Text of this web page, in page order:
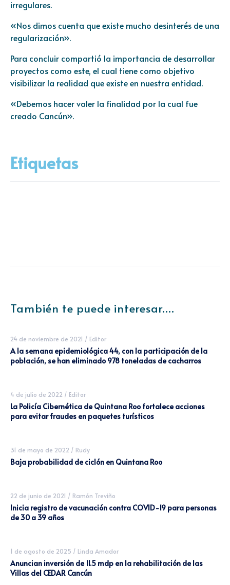
irregulares.
«Nos dimos cuenta que existe mucho desinterés de una
regularización».
Para concluir compartió la importancia de desarrollar
proyectos como este, el cual tiene como objetivo
visibilizar la realidad que existe en nuestra entidad.
«Debemos hacer valer la finalidad por la cual fue
creado Cancún».
Etiquetas
También te puede interesar....
24 de noviembre de 2021 / Editor
A la semana epidemiológica 44, con la participación de la
población, se han eliminado 978 toneladas de cacharros
4 de julio de 2022 / Editor
La Policía Cibernética de Quintana Roo fortalece acciones
para evitar fraudes en paquetes turísticos
31 de mayo de 2022 / Rudy
Baja probabilidad de ciclón en Quintana Roo
22 de junio de 2021 / Ramón Treviño
Inicia registro de vacunación contra COVID-19 para personas
de 30 a 39 años
1 de agosto de 2025 / Linda Amador
Anuncian inversión de 11.5 mdp en la rehabilitación de las
Villas del CEDAR Cancún